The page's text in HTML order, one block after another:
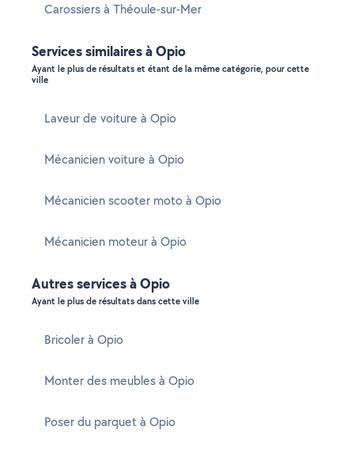
Carossiers à Théoule-sur-Mer
Services similaires à Opio
Ayant le plus de résultats et étant de la même catégorie, pour cette
ville
Laveur de voiture à Opio
Mécanicien voiture à Opio
Mécanicien scooter moto à Opio
Mécanicien moteur à Opio
Autres services à Opio
Ayant le plus de résultats dans cette ville
Bricoler à Opio
Monter des meubles à Opio
Poser du parquet à Opio